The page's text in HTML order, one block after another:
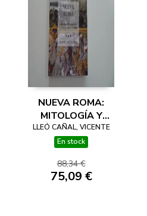
NUEVA ROMA:
MITOLOGÍA Y
HUMANISMO EN EL
RENACIMIENTO
LLEÓ CAÑAL, VICENTE
En stock
88,34 €
75,09 €